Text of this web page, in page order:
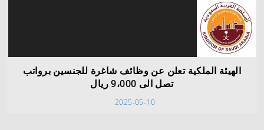
الهيئة الملكية تعلن عن وظائف شاغرة للجنسين برواتب
تصل الى 9،000 ريال
2025-05-10